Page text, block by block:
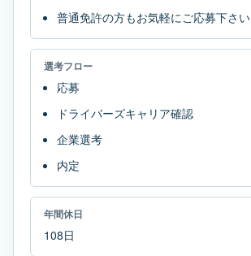
普通免許の方もお気軽にご応募下さい
選考フロー
応募
ドライバーズキャリア確認
企業選考
内定
年間休日
108日